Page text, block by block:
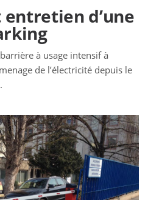
d’une
à usage intensif à
de l’électricité depuis le